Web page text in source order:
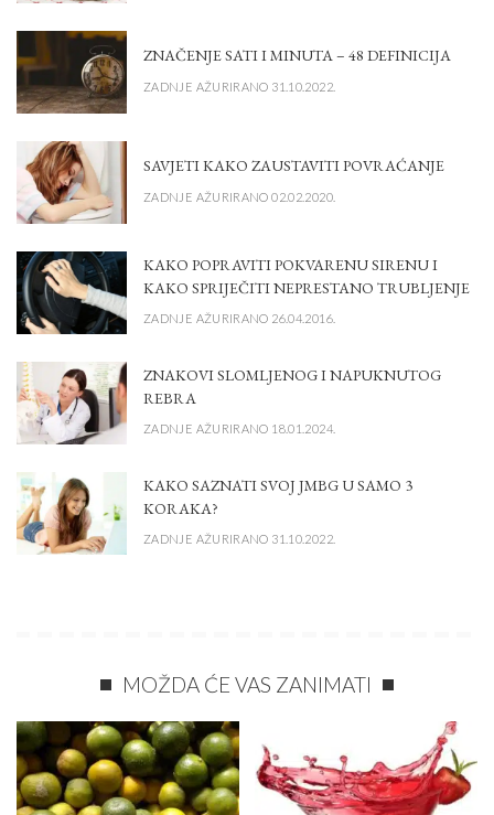
ZNAČENJE SATI I MINUTA – 48 DEFINICIJA
ZADNJE AŽURIRANO 31.10.2022.
SAVJETI KAKO ZAUSTAVITI POVRAĆANJE
ZADNJE AŽURIRANO 02.02.2020.
KAKO POPRAVITI POKVARENU SIRENU I
KAKO SPRIJEČITI NEPRESTANO TRUBLJENJE
ZADNJE AŽURIRANO 26.04.2016.
ZNAKOVI SLOMLJENOG I NAPUKNUTOG
REBRA
ZADNJE AŽURIRANO 18.01.2024.
KAKO SAZNATI SVOJ JMBG U SAMO 3
KORAKA?
ZADNJE AŽURIRANO 31.10.2022.
MOŽDA ĆE VAS ZANIMATI